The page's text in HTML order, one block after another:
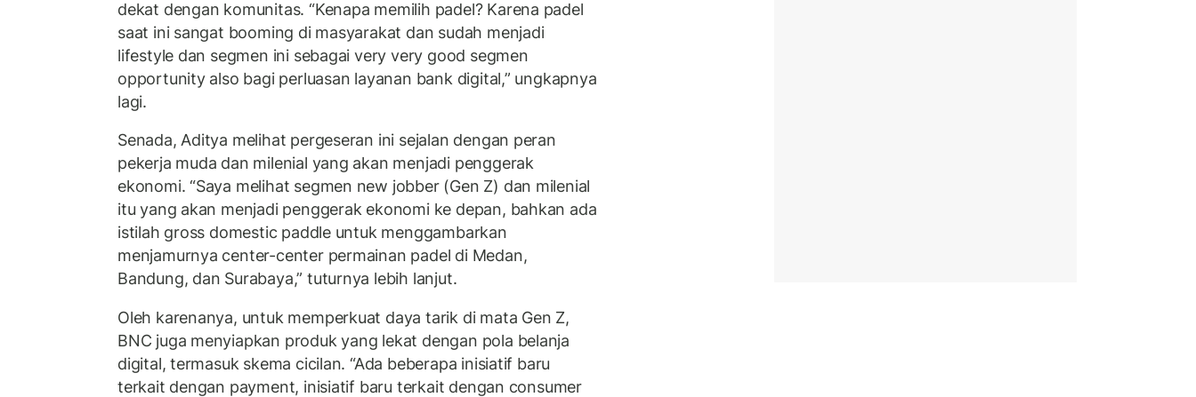
dekat dengan komunitas. “Kenapa memilih padel? Karena padel
saat ini sangat booming di masyarakat dan sudah menjadi
lifestyle dan segmen ini sebagai very very good segmen
opportunity also bagi perluasan layanan bank digital,” ungkapnya
lagi.
Senada, Aditya melihat pergeseran ini sejalan dengan peran
pekerja muda dan milenial yang akan menjadi penggerak
ekonomi. “Saya melihat segmen new jobber (Gen Z) dan milenial
itu yang akan menjadi penggerak ekonomi ke depan, bahkan ada
istilah gross domestic paddle untuk menggambarkan
menjamurnya center-center permainan padel di Medan,
Bandung, dan Surabaya,” tuturnya lebih lanjut.
Oleh karenanya, untuk memperkuat daya tarik di mata Gen Z,
BNC juga menyiapkan produk yang lekat dengan pola belanja
digital, termasuk skema cicilan. “Ada beberapa inisiatif baru
terkait dengan payment, inisiatif baru terkait dengan consumer